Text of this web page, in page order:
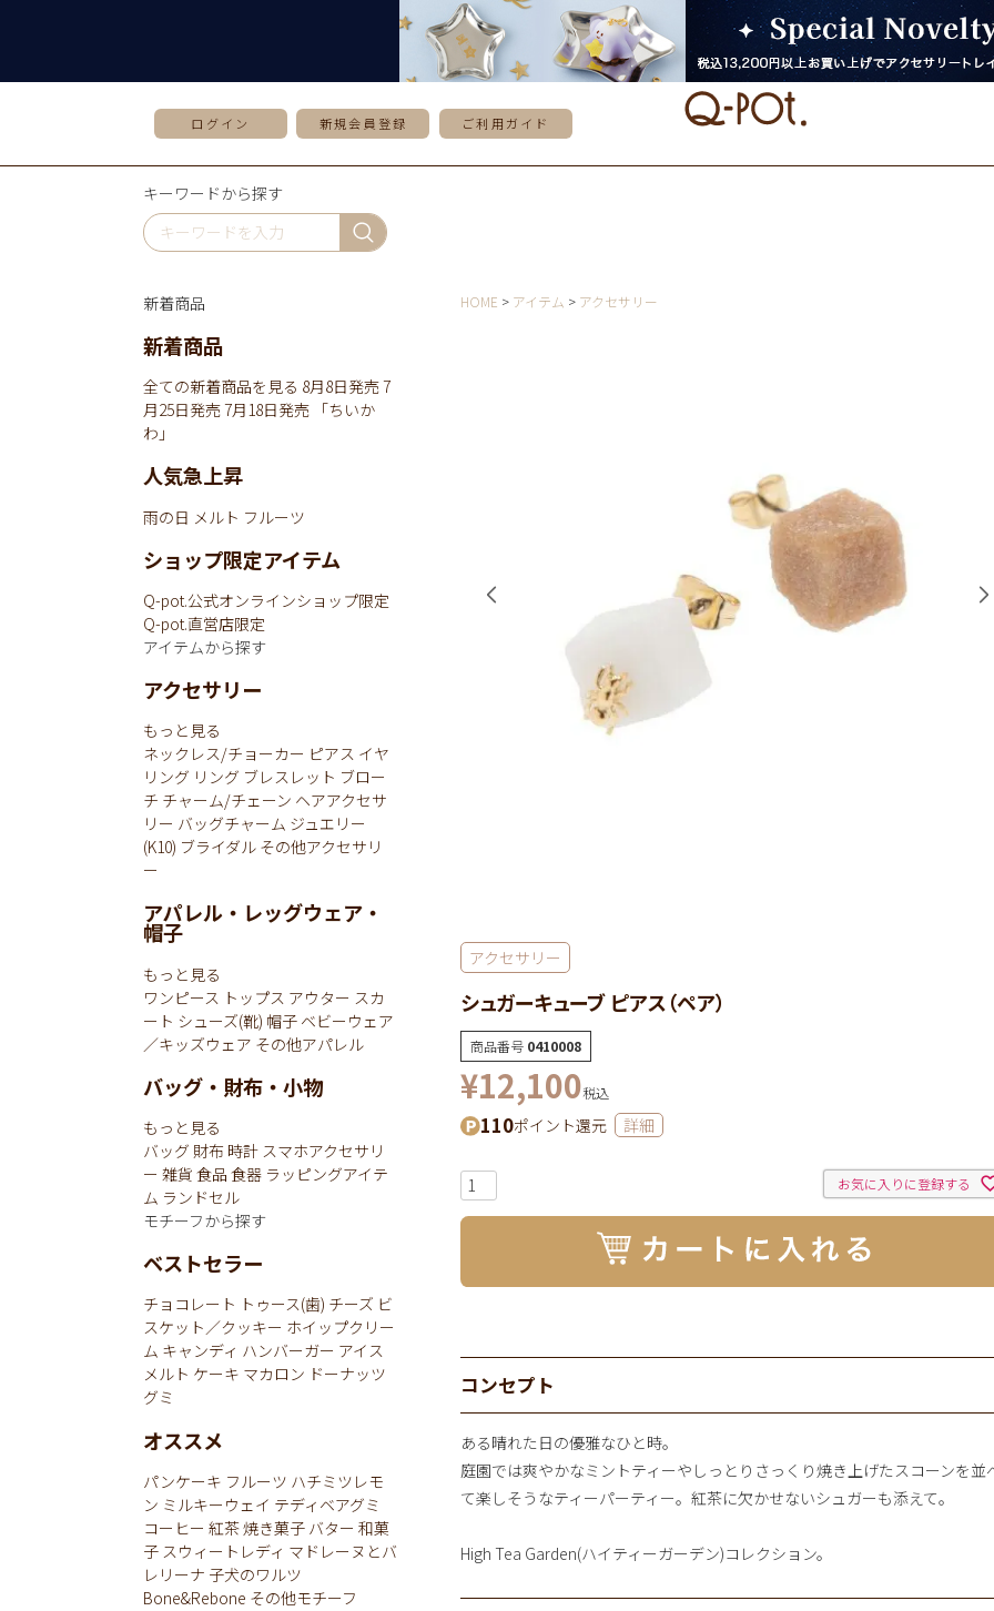
ログイン 新規会員登録 ご利用ガイド
キーワードから探す
HOME アイテム アクセサリー
アクセサリー
シュガーキューブ ピアス（ペア）
商品番号 0410008
¥12,100税込
110ポイント還元 詳細
お気に入りに登録する
コンセプト
ある晴れた日の優雅なひと時。
庭園では爽やかなミントティーやしっとりさっくり焼き上げたスコーンを並
て楽しそうなティーパーティー。紅茶に欠かせないシュガーも添えて。
High Tea Garden(ハイティーガーデン)コレクション。
新着商品
新着商品
全ての新着商品を見る 8月8日発売7
月25日発売7月18日発売 「ちいか
わ」
人気急上昇
雨の日 メルト フルーツ
ショップ限定アイテム
Q-pot.公式オンラインショップ限定
Q-pot.直営店限定
アイテムから探す
アクセサリー
もっと見る
ネックレス/チョーカー ピアス イヤ
リング リング ブレスレット ブロー
チ チャーム/チェーン ヘアアクセサ
リー バッグチャーム ジュエリー
(K10) ブライダル その他アクセサリ
ー
アパレル・レッグウェア・
帽子
もっと見る
ワンピース トップス アウター スカ
ート シューズ(靴) 帽子 ベビーウェア
／キッズウェア その他アパレル
バッグ・財布・小物
もっと見る
バッグ 財布 時計 スマホアクセサリ
ー 雑貨 食品 食器 ラッピングアイテ
ム ランドセル
モチーフから探す
ベストセラー
チョコレート トゥース(歯) チーズ ビ
スケット／クッキー ホイップクリー
ム キャンディ ハンバーガー アイス
メルト ケーキ マカロン ドーナッツ
グミ
オススメ
パンケーキ フルーツ ハチミツレモ
ン ミルキーウェイ テディベアグミ
コーヒー 紅茶焼き菓子 バター 和菓
子 スウィートレディ マドレーヌとバ
レリーナ 子犬のワルツ
Bone&Rebone その他モチーフ